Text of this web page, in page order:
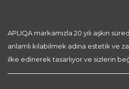
APLIQA markamızla 20 yılı aşkın
anlamlı kılabilmek adına estetik ve
ilke edinerek tasarlıyor ve sizlerin